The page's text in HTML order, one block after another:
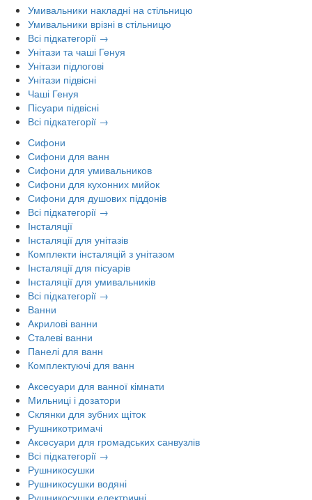
Умивальники накладні на стільницю
Умивальники врізні в стільницю
Всі підкатегорії →
Унітази та чаші Генуя
Унітази підлогові
Унітази підвісні
Чаші Генуя
Пісуари підвісні
Всі підкатегорії →
Сифони
Сифони для ванн
Сифони для умивальников
Сифони для кухонних мийок
Сифони для душових піддонів
Всі підкатегорії →
Інсталяції
Інсталяції для унітазів
Комплекти інсталяцій з унітазом
Інсталяції для пісуарів
Інсталяції для умивальників
Всі підкатегорії →
Ванни
Акрилові ванни
Сталеві ванни
Панелі для ванн
Комплектуючі для ванн
Аксесуари для ванної кімнати
Мильниці і дозатори
Склянки для зубних щіток
Рушникотримачі
Аксесуари для громадських санвузлів
Всі підкатегорії →
Рушникосушки
Рушникосушки водяні